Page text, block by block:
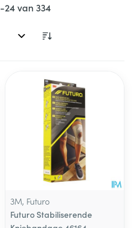
-24van334
3M, Futuro
Futuro Stabiliserende